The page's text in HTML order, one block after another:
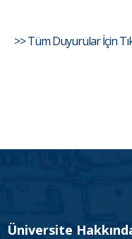
>> Tüm Duyurular İçin
Üniversite